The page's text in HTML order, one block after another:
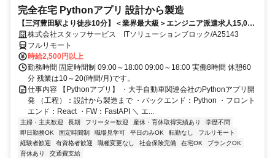
完全在宅 Pythonアプリ 設計から製造
【三河豊田駅より徒歩10分】＜業界最大級＞エンジニア派遣求人15,000
件以上◎ 来社不要のカンタン登録→最短2日で就業可能！！
株式会社スタッフサービス ITソリューションブロック/A25143
フルリモート
時給2,500円以上
勤務時間 固定時間制 09:00～18:00 09:00～18:00 実働8時間 休憩60
分 残業は10～20(時間/月)です。
仕事内容 【Pythonアプリ】 ・大手自動車関連会社のPythonアプリ開
発 （工程）：設計から製造まで ・バックエンド：Python ・フロント
エンド：React ・FW：FastAPI ＼ エ...
主婦・主夫歓迎 長期 フリーター歓迎 産休・育休取得実績あり
学歴不問
即日勤務OK
固定時間制 職場見学可 平日のみOK 転勤なし
フルリモート
経験者歓迎
有資格者歓迎 職種変更なし 社会保険完備 在宅OK
ブランクOK
育休あり
交通費支給